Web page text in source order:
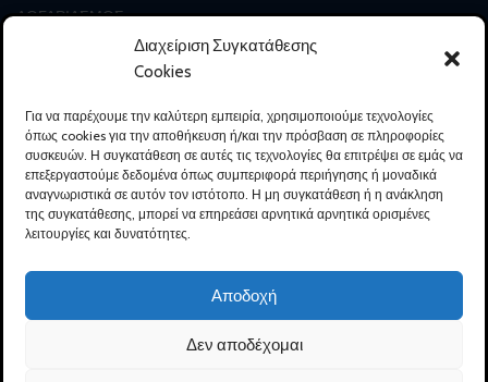
Διαχείριση Συγκατάθεσης
Cookies
Για να παρέχουμε την καλύτερη εμπειρία, χρησιμοποιούμε τεχνολογίες
όπως cookies για την αποθήκευση ή/και την πρόσβαση σε πληροφορίες
συσκευών. Η συγκατάθεση σε αυτές τις τεχνολογίες θα επιτρέψει σε εμάς να
επεξεργαστούμε δεδομένα όπως συμπεριφορά περιήγησης ή μοναδικά
αναγνωριστικά σε αυτόν τον ιστότοπο. Η μη συγκατάθεση ή η ανάκληση
της συγκατάθεσης, μπορεί να επηρεάσει αρνητικά αρνητικά ορισμένες
λειτουργίες και δυνατότητες.
Αποδοχή
Δεν αποδέχομαι
ΛΟΓΑΡΙΑΣΜΟΣ
Ο Λογαριασμός μου
Ιστορικό Παραγγελιών
Αλλαγή προσωπικών στοιχείων
Εντοπισμός Παραγγελίας
Λίστα Επιθυμιών
Αποσύνδεση